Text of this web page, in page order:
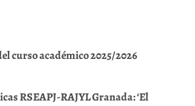
curso académico 2025/2026
RSEAPJ-RAJYL Granada: ‘El